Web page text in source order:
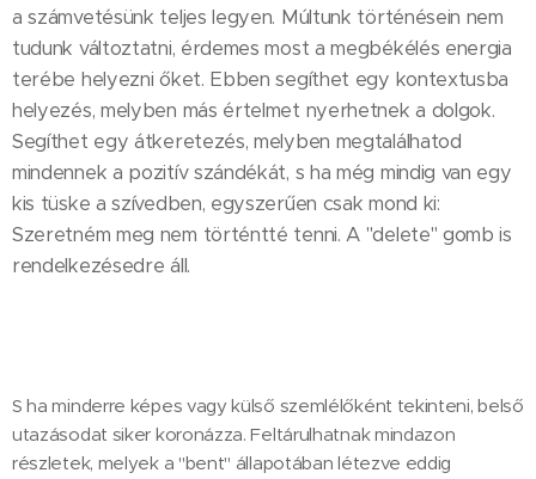
a számvetésünk teljes legyen. Múltunk történésein nem
tudunk változtatni, érdemes most a megbékélés energia
terébe helyezni őket. Ebben segíthet egy kontextusba
helyezés, melyben más értelmet nyerhetnek a dolgok.
Segíthet egy átkeretezés, melyben megtalálhatod
mindennek a pozitív szándékát, s ha még mindig van egy
kis tüske a szívedben, egyszerűen csak mond ki:
Szeretném meg nem történtté tenni. A "delete" gomb is
rendelkezésedre áll.
S ha minderre képes vagy külső szemlélőként tekinteni, belső
utazásodat siker koronázza. Feltárulhatnak mindazon
részletek, melyek a "bent" állapotában létezve eddig